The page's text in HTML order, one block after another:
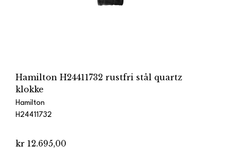
Hamilton H24411732 rustfri stål quartz
klokke
Hamilton
H24411732
kr 12.695,00